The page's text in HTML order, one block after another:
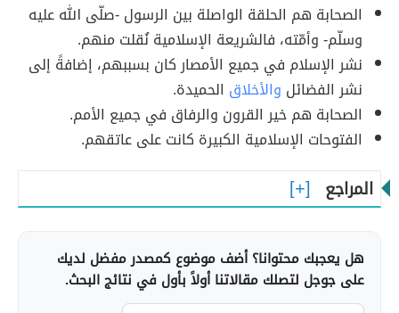
الصحابة هم الحلقة الواصلة بين الرسول -صلّى الله عليه
وسلّم- وأمّته، فالشريعة الإسلامية نُقلت منهم.
نشر الإسلام في جميع الأمصار كان بسببهم، إضافةً إلى
نشر الفضائل والأخلاق الحميدة.
الصحابة هم خير القرون والرفاق في جميع الأمم.
الفتوحات الإسلامية الكبيرة كانت على عاتقهم.
المراجع
هل يعجبك محتوانا؟ أضف موضوع كمصدر مفضل لديك
على جوجل لتصلك مقالاتنا أولاً بأول في نتائج البحث.